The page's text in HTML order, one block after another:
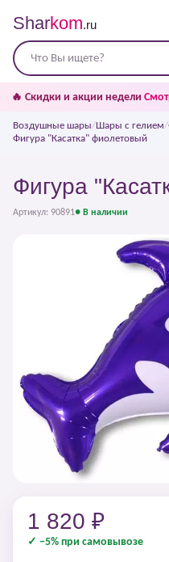
Sharkom.ru
🔥 Скидки и акции недели
Воздушные шары/Шары с гелием/
Фигура "Касатка" фиолетовый
Фигура
Артикул: 90891● В наличии
1 820 ₽
✓ −5% при самовывозе